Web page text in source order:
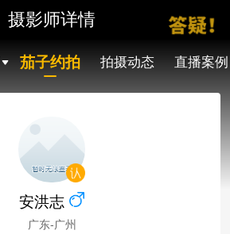
摄影师详情
茄子约拍 拍摄动态 直播案例
安洪志
广东-广州